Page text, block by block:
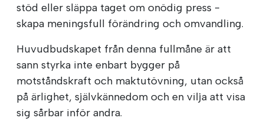
stöd eller släppa taget om onödig press -
skapa meningsfull förändring och omvandling.
Huvudbudskapet från denna fullmåne är att
sann styrka inte enbart bygger på
motståndskraft och maktutövning, utan också
på ärlighet, självkännedom och en vilja att visa
sig sårbar inför andra.